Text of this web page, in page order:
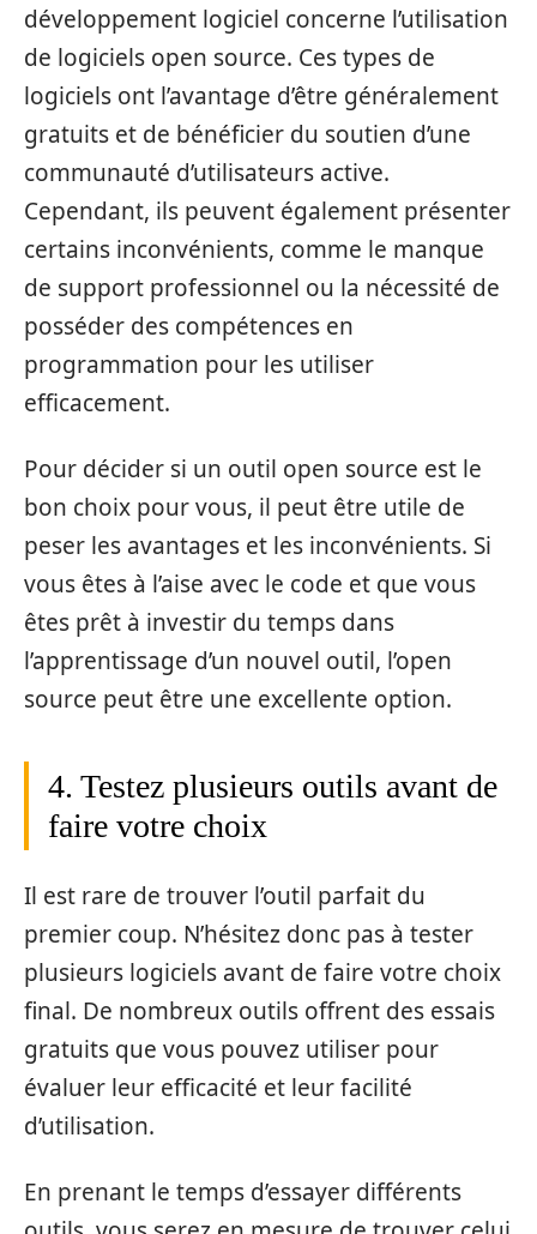
développement logiciel concerne l’utilisation
de logiciels open source. Ces types de
logiciels ont l’avantage d’être généralement
gratuits et de bénéficier du soutien d’une
communauté d’utilisateurs active.
Cependant, ils peuvent également présenter
certains inconvénients, comme le manque
de support professionnel ou la nécessité de
posséder des compétences en
programmation pour les utiliser
efficacement.
Pour décider si un outil open source est le
bon choix pour vous, il peut être utile de
peser les avantages et les inconvénients. Si
vous êtes à l’aise avec le code et que vous
êtes prêt à investir du temps dans
l’apprentissage d’un nouvel outil, l’open
source peut être une excellente option.
4. Testez plusieurs outils avant de
faire votre choix
Il est rare de trouver l’outil parfait du
premier coup. N’hésitez donc pas à tester
plusieurs logiciels avant de faire votre choix
final. De nombreux outils offrent des essais
gratuits que vous pouvez utiliser pour
évaluer leur efficacité et leur facilité
d’utilisation.
En prenant le temps d’essayer différents